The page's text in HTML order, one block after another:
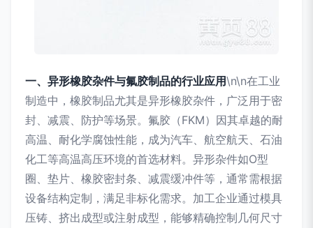
一、异形橡胶杂件与氟胶制品的行业应用\n\n在工业
制造中，橡胶制品尤其是异形橡胶杂件，广泛用于密
封、减震、防护等场景。氟胶（FKM）因其卓越的耐
高温、耐化学腐蚀性能，成为汽车、航空航天、石油
化工等高温高压环境的首选材料。异形杂件如O型
圈、垫片、橡胶密封条、减震缓冲件等，通常需根据
设备结构定制，满足非标化需求。加工企业通过模具
压铸、挤出成型或注射成型，能够精确控制几何尺寸